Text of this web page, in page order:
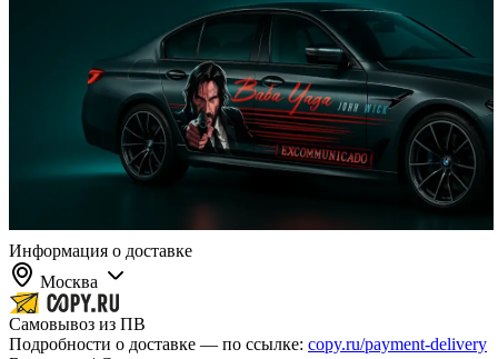
Информация о доставке
Москва
Самовывоз из ПВ
Подробности о доставке — по ссылке: copy.ru/payment-delivery